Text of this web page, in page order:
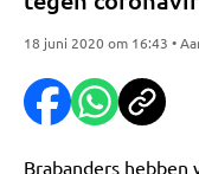
18 juni 2020 om 16:43 •
Brabanders